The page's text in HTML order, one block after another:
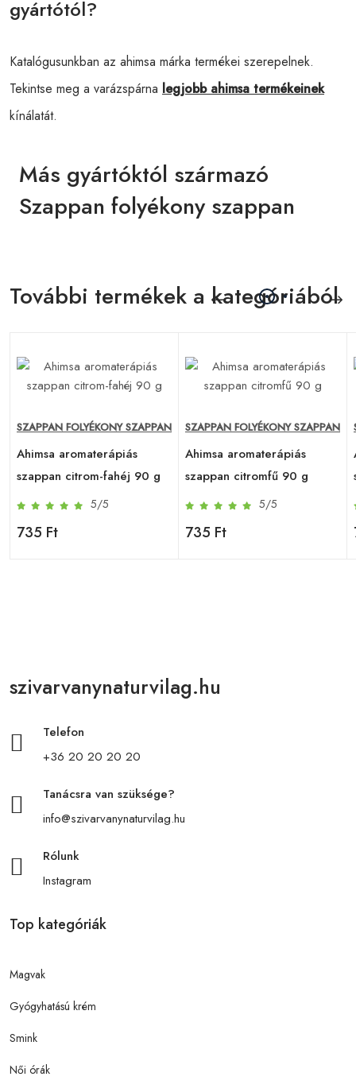
gyártótól?
Katalógusunkban az ahimsa márka termékei szerepelnek.
Tekintse meg a varázspárna legjobb ahimsa termékeinek
kínálatát.
Más gyártóktól származó
Szappan folyékony szappan
További termékek a kategóriából
SZAPPAN FOLYÉKONY SZAPPAN
Ahimsa aromaterápiás
szappan citrom-fahéj 90 g
5/5
735 Ft
SZAPPAN FOLYÉKONY SZAPPAN
Ahimsa aromaterápiás
szappan citromfű 90 g
5/5
735 Ft
szivarvanynaturvilag.hu
Telefon
+36 20 20 20 20
Tanácsra van szüksége?
info@szivarvanynaturvilag.hu
Rólunk
Instagram
Top kategóriák
Magvak
Gyógyhatású krém
Smink
Női órák